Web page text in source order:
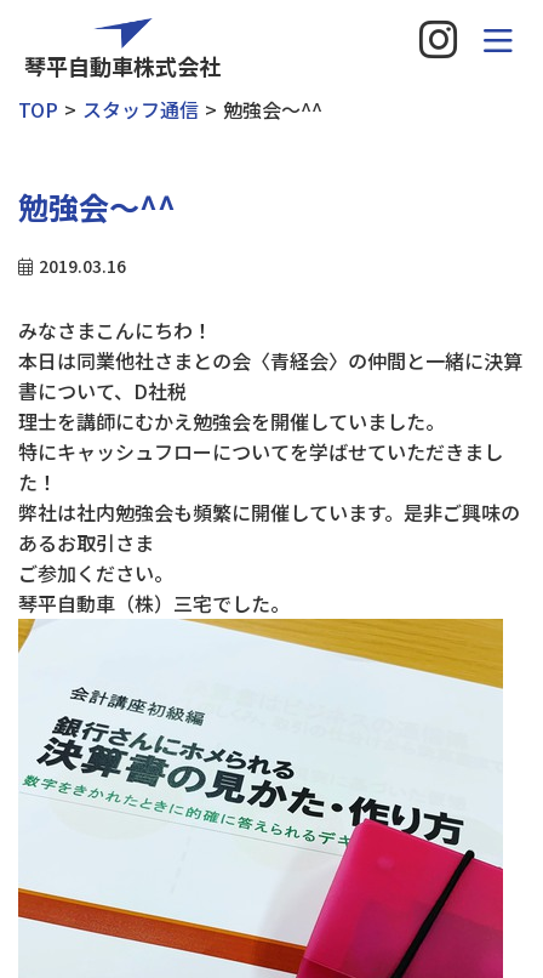
琴平自動車株式会社
TOP スタッフ通信 勉強会～^^
勉強会～^^
2019.03.16
みなさまこんにちわ！
本日は同業他社さまとの会〈青経会〉の仲間と一緒に決算
書について、D社税
理士を講師にむかえ勉強会を開催していました。
特にキャッシュフローについてを学ばせていただきまし
た！
弊社は社内勉強会も頻繁に開催しています。是非ご興味の
あるお取引さま
ご参加ください。
琴平自動車（株）三宅でした。